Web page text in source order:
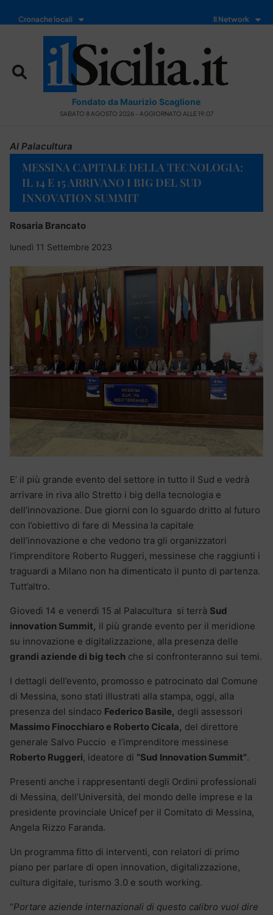
Cronache locali Il Network
Fondato da Maurizio Scaglione
SABATO 8 AGOSTO 2026 - AGGIORNATO ALLE 19:07
Al Palacultura
MESSINA CAPITALE DELLA TECNOLOGIA:
IL 14 E 15 ARRIVANO I BIG DEL SUD
INNOVATION SUMMIT
Rosaria Brancato
lunedì 11 Settembre 2023
E’ il più grande evento del settore in tutto il Sud e vedrà
arrivare in riva allo Stretto i big della tecnologia e
dell’innovazione. Due giorni con lo sguardo dritto al futuro
con l’obiettivo di fare di Messina la capitale
dell’innovazione e che vedono tra gli organizzatori
l’imprenditore Roberto Ruggeri, messinese che raggiunti i
traguardi a Milano non ha dimenticato il punto di partenza.
Tutt’altro.
Giovedì 14 e venerdì 15 al Palacultura si terrà Sud
innovation Summit, il più grande evento per il meridione
su innovazione e digitalizzazione, alla presenza delle
grandi aziende di big tech che si confronteranno sui temi.
I dettagli dell’evento, promosso e patrocinato dal Comune
di Messina, sono stati illustrati alla stampa, oggi, alla
presenza del sindaco Federico Basile, degli assessori
Massimo Finocchiaro e Roberto Cicala, del direttore
generale Salvo Puccio e l’imprenditore messinese
Roberto Ruggeri, ideatore di “Sud Innovation Summit”.
Presenti anche i rappresentanti degli Ordini professionali
di Messina, dell’Università, del mondo delle imprese e la
presidente provinciale Unicef per il Comitato di Messina,
Angela Rizzo Faranda.
Un programma fitto di interventi, con relatori di primo
piano per parlare di open innovation, digitalizzazione,
cultura digitale, turismo 3.0 e south working.
“Portare aziende internazionali di questo calibro vuol dire